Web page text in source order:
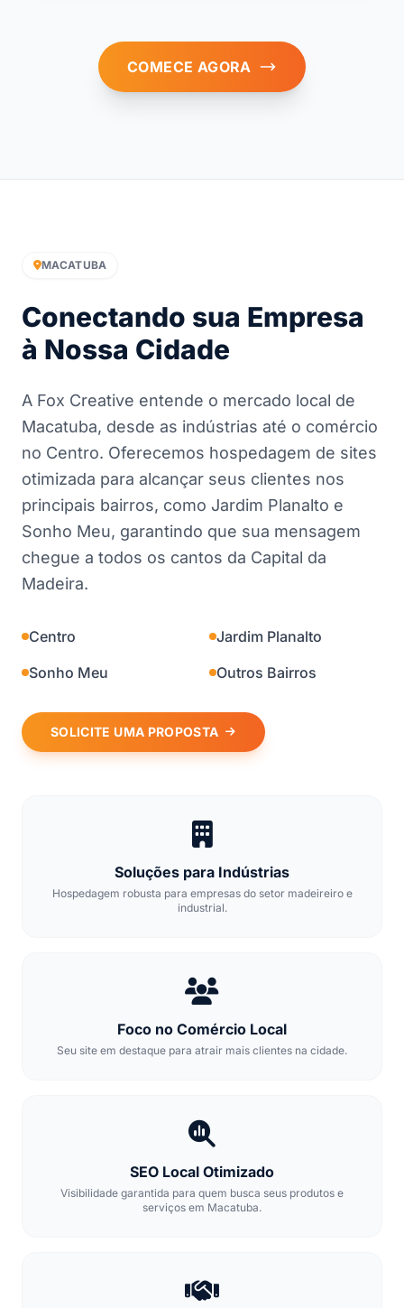
COMECE AGORA
MACATUBA
Conectando sua Empresa
à Nossa Cidade
A Fox Creative entende o mercado local de
Macatuba, desde as indústrias até o comércio
no Centro. Oferecemos hospedagem de sites
otimizada para alcançar seus clientes nos
principais bairros, como Jardim Planalto e
Sonho Meu, garantindo que sua mensagem
chegue a todos os cantos da Capital da
Madeira.
Centro
Jardim Planalto
Sonho Meu
Outros Bairros
SOLICITE UMA PROPOSTA
Soluções para Indústrias
Hospedagem robusta para empresas do setor madeireiro e
industrial.
Foco no Comércio Local
Seu site em destaque para atrair mais clientes na cidade.
SEO Local Otimizado
Visibilidade garantida para quem busca seus produtos e
serviços em Macatuba.